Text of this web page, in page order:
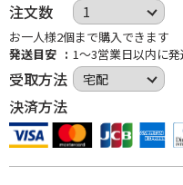
注文数
お一人様2個まで購入できます
発送目安
1～3営業日以内に
受取方法
決済方法